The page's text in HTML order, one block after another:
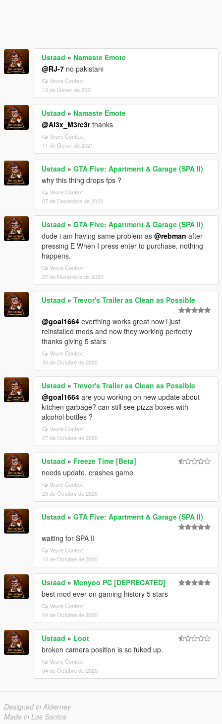
Ustaad » Namaste Emote
@RJ-7 no pakistani
Veure Context
13 de Gener de 2021
Ustaad » Namaste Emote
@Al3x_M3rc3rthanks
Veure Context
11 de Gener de 2021
Ustaad » GTA Five: Apartment & Garage (SPA II)
why this thing drops fps ?
Veure Context
07 de Desembre de 2020
Ustaad » GTA Five: Apartment & Garage (SPA II)
dude i am having same problem as @rebman after
pressing E When I press enter to purchase, nothing
happens.
Veure Context
27 de Novembre de 2020
Ustaad » Trevor's Trailer as Clean as Possible
@goal1664 everthing works great now i just
reinstalled mods and now they working perfectly
thanks giving 5 stars
Veure Context
30 de Octubre de 2020
Ustaad » Trevor's Trailer as Clean as Possible
@goal1664 are you working on new update about
kitchen garbage? can still see pizza boxes with
alcohol bottles ?
Veure Context
27 de Octubre de 2020
Ustaad » Freeze Time [Beta]
needs update. crashes game
Veure Context
23 de Octubre de 2020
Ustaad » GTA Five: Apartment & Garage (SPA II)
waiting for SPA II
Veure Context
15 de Octubre de 2020
Ustaad » Menyoo PC [DEPRECATED]
best mod ever on gaming history 5 stars
Veure Context
04 de Octubre de 2020
Ustaad » Loot
broken camera position is so fuked up.
Veure Context
04 de Octubre de 2020
Designed in Alderney
Made in Los Santos